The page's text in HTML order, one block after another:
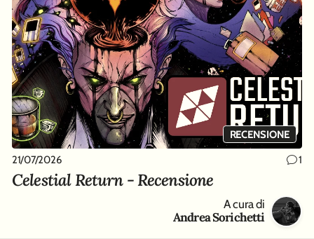
RECENSIONE
21/07/2026 1
Celestial Return - Recensione
A cura di
Andrea Sorichetti